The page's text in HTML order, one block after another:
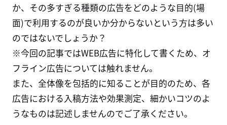
か、その多すぎる種類の広告をどのような目的(場
面)で利用するのが良いか分からないという方は多い
のではないでしょうか？
※今回の記事ではWEB広告に特化して書くため、オ
フライン広告については触れません。
また、全体像を包括的に知ることが目的のため、各
広告における入稿方法や効果測定、細かいコツのよ
うなものは記述しませんのでご了承ください。